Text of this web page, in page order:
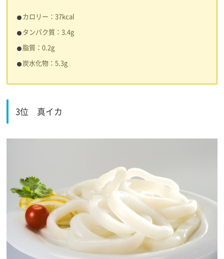
​​カロリー：37kcal
タンパク質：3.4g
脂質：0.2g
炭水化物：5.3g
3位 真イカ